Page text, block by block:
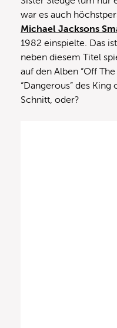
war es auch
Michael Jacksons
1982 einspielte. Das
neben diesem Titel
auf den Alben “Off The
“Dangerous” des
Schnitt, oder?